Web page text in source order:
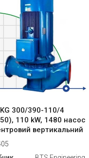
300/390-110/4
110 kW, 1480 насос
вертикальний